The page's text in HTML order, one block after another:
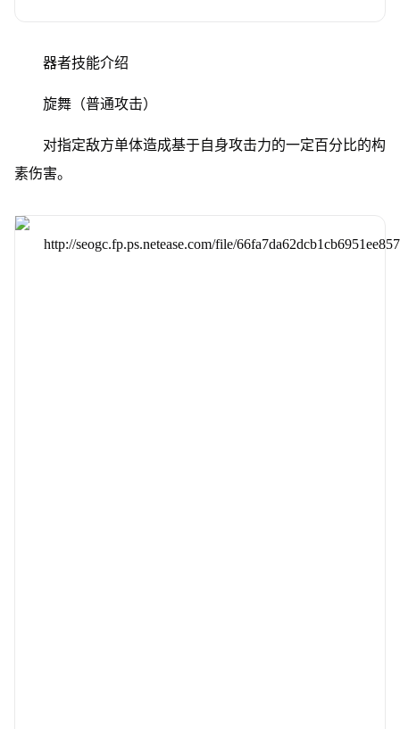
器者技能介绍
旋舞（普通攻击）
对指定敌方单体造成基于自身攻击力的一定百分比的构
素伤害。